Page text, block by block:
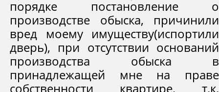
порядке постановление о
производстве обыска, причинили
вред моему имуществу(испортили
дверь), при отсутствии оснований
производства обыска в
принадлежащей мне на праве
собственности квартире, т.к.